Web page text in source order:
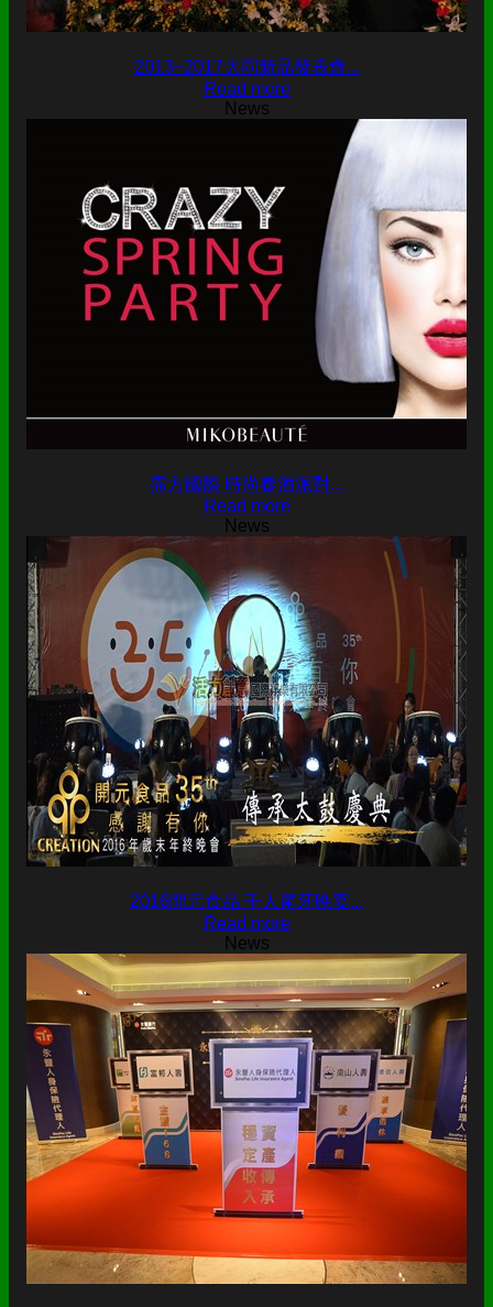
2013~2017大同新品發表會...
Read more
News
霈方國際 時尚春酒派對...
Read more
News
2016開元食品 千人尾牙晚宴...
Read more
News